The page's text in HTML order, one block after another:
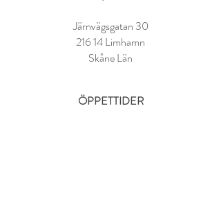
100° vatten
Låt dra i 5-8 minuter
Järnvägsgatan 30
216 14 Limhamn
Skåne Län
ÖPPETTIDER